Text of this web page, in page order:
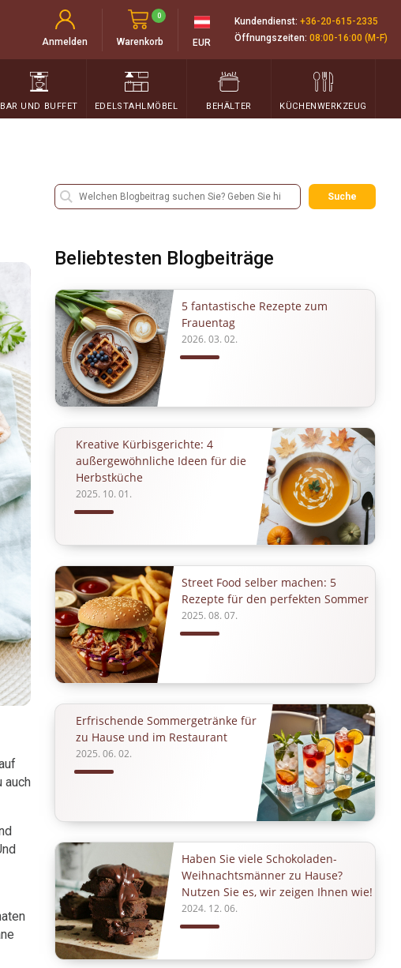
Anmelden Warenkorb
0
EUR
Kundendienst: +36-20-615-2335
Öffnungszeiten: 08:00-16:00 (M-F)
BAR UND BUFFET EDELSTAHLMÖBEL BEHÄLTER KÜCHENWERKZEUG
auch
Suche
Beliebtesten Blogbeiträge
5 fantastische Rezepte zum
Frauentag
2026. 03. 02.
Kreative Kürbisgerichte: 4
außergewöhnliche Ideen für die
Herbstküche
2025. 10. 01.
Street Food selber machen: 5
Rezepte für den perfekten Sommer
2025. 08. 07.
Erfrischende Sommergetränke für
zu Hause und im Restaurant
2025. 06. 02.
Haben Sie viele Schokoladen-
Weihnachtsmänner zu Hause?
Nutzen Sie es, wir zeigen Ihnen wie!
2024. 12. 06.